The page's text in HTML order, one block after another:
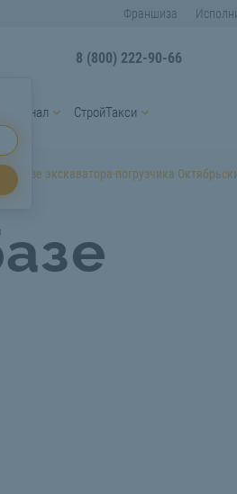
Франшиза
8 (800) 222-90-66
Персонал СтройТакси
базе экскаватора-погрузчика